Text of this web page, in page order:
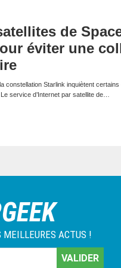
de
éviter une
constellation Starlink inquiètent
service d’Internet par satellite de…
ACTUS !